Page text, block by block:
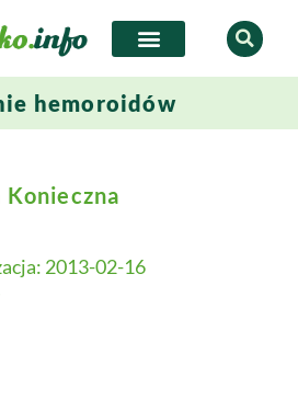
hemoroidów
Konieczna
2013-02-16